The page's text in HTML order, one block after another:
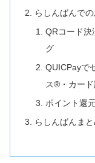
らしんばんで
QRコード決
グ
QUICPayで
ス®・カー
ポイント還
らしんばんまと